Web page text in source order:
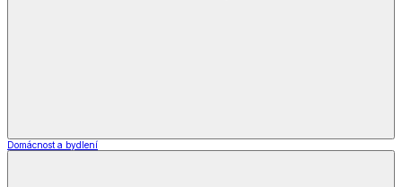
Domácnost a bydlení